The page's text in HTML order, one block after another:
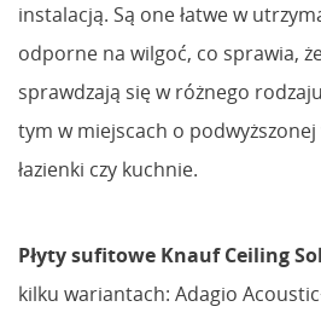
instalacją. Są one łatwe w
odporne na wilgoć, co sprawia,
sprawdzają się w różnego
tym w miejscach o
łazienki czy kuchnie.
Płyty sufitowe Knauf Ceiling
kilku wariantach: Adagio